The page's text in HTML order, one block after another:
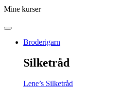
Mine kurser
Broderigarn
Silketråd
Lene’s Silketråd